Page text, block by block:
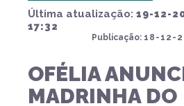
Última atualização: 19-12-
17:32
Publicação: 18-12-
OFÉLIA
MADRINHA DO